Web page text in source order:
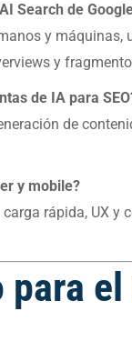
Search de
y
y
de IA para
de
y mobile?
rápida, UX y